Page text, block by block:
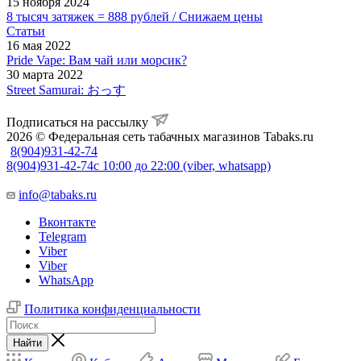
8 тысяч затяжек = 888 рублей / Снижаем цены
Статьи
16 мая 2022
Pride Vape: Вам чай или морсик?
30 марта 2022
Street Samurai: おっす
Подписаться на рассылку
2026 © Федеральная сеть табачных магазинов Tabaks.ru
8(904)931-42-74
8(904)931-42-74с 10:00 до 22:00 (viber, whatsapp)
info@tabaks.ru
Вконтакте
Telegram
Viber
Viber
WhatsApp
Политика конфиденциальности
Найти